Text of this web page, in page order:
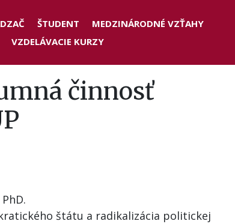
ŠTUDENT
MEDZINÁRODNÉ VZŤAHY
VZDELÁVACIE KURZY
činnosť
štátu a radikalizácia politickej